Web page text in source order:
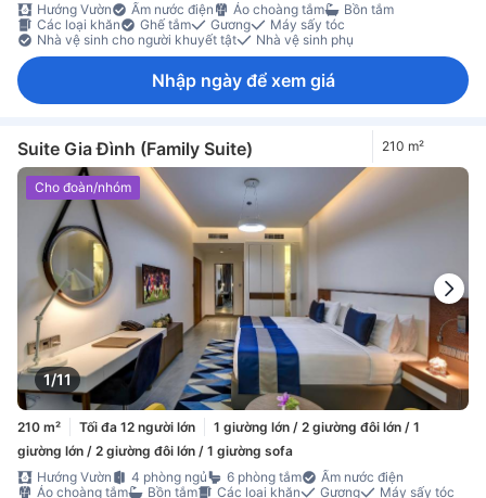
Hướng Vườn
Ấm nước điện Áo choàng tắm
Bồn tắm
Các loại khăn
Ghế tắm Gương
Máy sấy tóc
Nhà vệ sinh cho người khuyết tật
Nhà vệ sinh phụ
Nhập ngày để xem giá
Suite Gia Đình (Family Suite) 210 m²
1/11
Cho đoàn/nhóm
210 m² Tối đa 12 người lớn
1 giường lớn / 2 giường đôi lớn / 1
giường lớn / 2 giường đôi lớn / 1 giường sofa
Hướng Vườn
4 phòng ngủ 6 phòng tắm
Ấm nước điện
Áo choàng tắm
Bồn tắm Các loại khăn Gương Máy sấy tóc